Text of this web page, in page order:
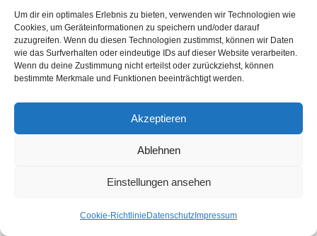
Um dir ein optimales Erlebnis zu bieten, verwenden wir Technologien wie
Cookies, um Geräteinformationen zu speichern und/oder darauf
zuzugreifen. Wenn du diesen Technologien zustimmst, können wir Daten
wie das Surfverhalten oder eindeutige IDs auf dieser Website verarbeiten.
Wenn du deine Zustimmung nicht erteilst oder zurückziehst, können
bestimmte Merkmale und Funktionen beeinträchtigt werden.
Akzeptieren
Ablehnen
Einstellungen ansehen
Cookie-Richtlinie Datenschutz Impressum
Webdesign: 2024 by Markus Komposch
© Copyright 2024 by www.vivid-curls.de - All rights
reserved. Client Logos are copyright and
trademark of the respective owners / companies.